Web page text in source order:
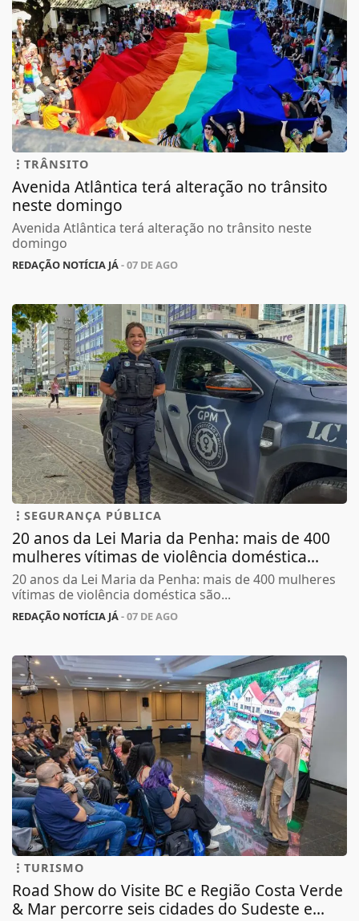
TRÂNSITO
Avenida Atlântica terá alteração no trânsito
neste domingo
Avenida Atlântica terá alteração no trânsito neste
domingo
REDAÇÃO NOTÍCIA JÁ- 07 DE AGO
SEGURANÇA PÚBLICA
20 anos da Lei Maria da Penha: mais de 400
mulheres vítimas de violência doméstica...
20 anos da Lei Maria da Penha: mais de 400 mulheres
vítimas de violência doméstica são...
REDAÇÃO NOTÍCIA JÁ- 07 DE AGO
TURISMO
Road Show do Visite BC e Região Costa Verde
& Mar percorre seis cidades do Sudeste e...